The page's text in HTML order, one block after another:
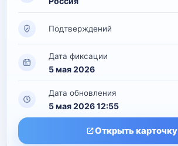
Подтверждений
Дата фиксации
5 мая 2026
Дата обновления
5 мая 2026 12:55
Открыть карточку